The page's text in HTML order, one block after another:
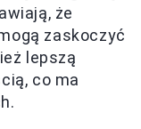
że
zaskoczyć
lepszą
co ma